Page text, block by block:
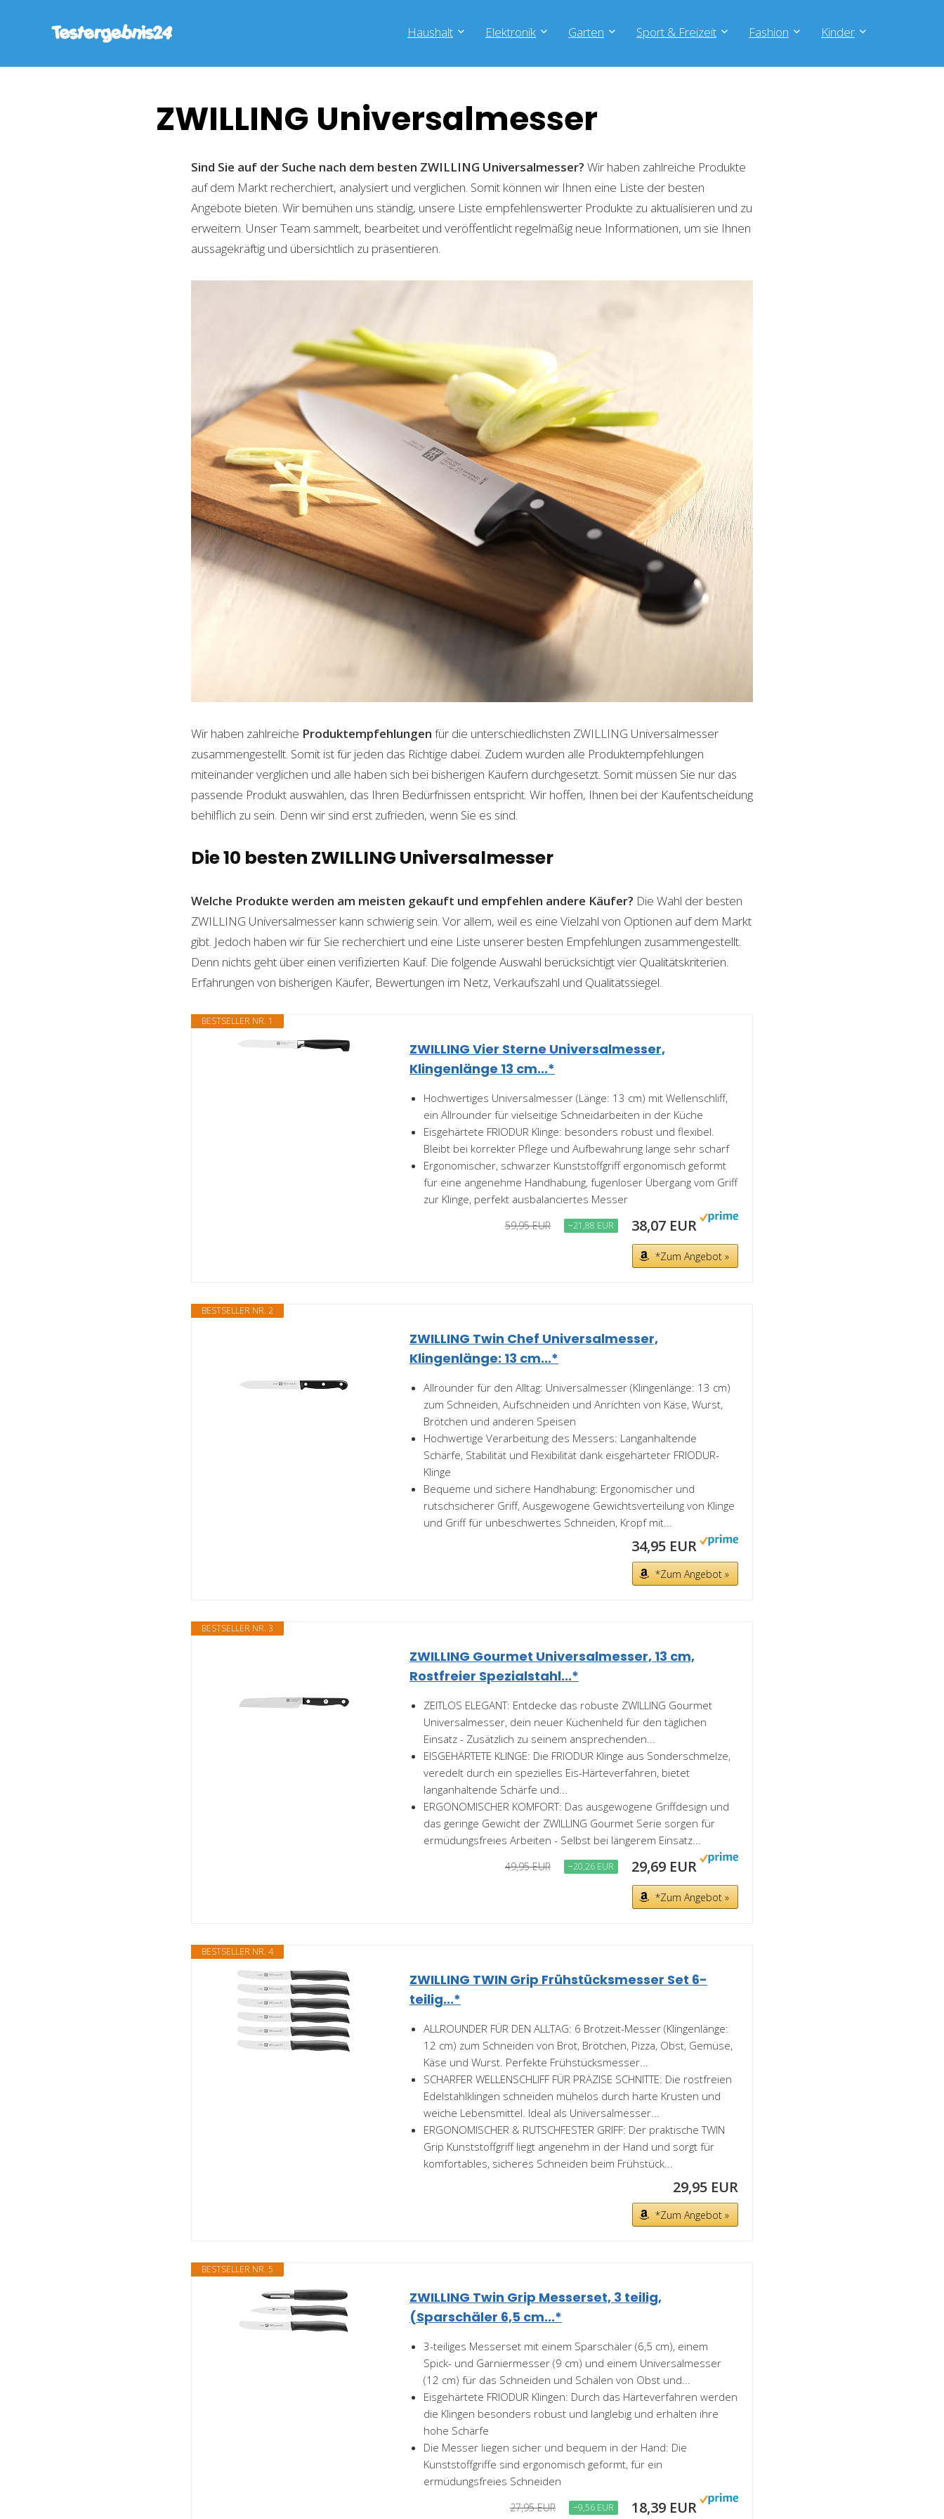
Haushalt Elektronik Garten Sport & Freizeit Fashion Kinder
ZWILLING Universalmesser
Sind Sie auf der Suche nach dem besten ZWILLING Universalmesser? Wir haben zahlreiche Produkte
auf dem Markt recherchiert, analysiert und verglichen. Somit können wir Ihnen eine Liste der besten
Angebote bieten. Wir bemühen uns ständig, unsere Liste empfehlenswerter Produkte zu aktualisieren und zu
erweitern. Unser Team sammelt, bearbeitet und veröffentlicht regelmäßig neue Informationen, um sie Ihnen
aussagekräftig und übersichtlich zu präsentieren.
Wir haben zahlreiche Produktempfehlungen für die unterschiedlichsten ZWILLING Universalmesser
zusammengestellt. Somit ist für jeden das Richtige dabei. Zudem wurden alle Produktempfehlungen
miteinander verglichen und alle haben sich bei bisherigen Käufern durchgesetzt. Somit müssen Sie nur das
passende Produkt auswählen, das Ihren Bedürfnissen entspricht. Wir hoffen, Ihnen bei der Kaufentscheidung
behilflich zu sein. Denn wir sind erst zufrieden, wenn Sie es sind.
Die 10 besten ZWILLING Universalmesser
Welche Produkte werden am meisten gekauft und empfehlen andere Käufer? Die Wahl der besten
ZWILLING Universalmesser kann schwierig sein. Vor allem, weil es eine Vielzahl von Optionen auf dem Markt
gibt. Jedoch haben wir für Sie recherchiert und eine Liste unserer besten Empfehlungen zusammengestellt.
Denn nichts geht über einen verifizierten Kauf. Die folgende Auswahl berücksichtigt vier Qualitätskriterien.
Erfahrungen von bisherigen Käufer, Bewertungen im Netz, Verkaufszahl und Qualitätssiegel.
BESTSELLER NR. 1
ZWILLING Vier Sterne Universalmesser,
Klingenlänge 13 cm...*
Hochwertiges Universalmesser (Länge: 13 cm) mit Wellenschliff,
ein Allrounder für vielseitige Schneidarbeiten in der Küche
Eisgehärtete FRIODUR Klinge: besonders robust und flexibel.
Bleibt bei korrekter Pflege und Aufbewahrung lange sehr scharf
Ergonomischer, schwarzer Kunststoffgriff ergonomisch geformt
für eine angenehme Handhabung, fugenloser Übergang vom Griff
zur Klinge, perfekt ausbalanciertes Messer
59,95 EUR −21,88 EUR 38,07 EUR
*Zum Angebot »
BESTSELLER NR. 2
ZWILLING Twin Chef Universalmesser,
Klingenlänge: 13 cm...*
Allrounder für den Alltag: Universalmesser (Klingenlänge: 13 cm)
zum Schneiden, Aufschneiden und Anrichten von Käse, Wurst,
Brötchen und anderen Speisen
Hochwertige Verarbeitung des Messers: Langanhaltende
Schärfe, Stabilität und Flexibilität dank eisgehärteter FRIODUR-
Klinge
Bequeme und sichere Handhabung: Ergonomischer und
rutschsicherer Griff, Ausgewogene Gewichtsverteilung von Klinge
und Griff für unbeschwertes Schneiden, Kropf mit...
34,95 EUR
*Zum Angebot »
BESTSELLER NR. 3
ZWILLING Gourmet Universalmesser, 13 cm,
Rostfreier Spezialstahl...*
ZEITLOS ELEGANT: Entdecke das robuste ZWILLING Gourmet
Universalmesser, dein neuer Küchenheld für den täglichen
Einsatz - Zusätzlich zu seinem ansprechenden...
EISGEHÄRTETE KLINGE: Die FRIODUR Klinge aus Sonderschmelze,
veredelt durch ein spezielles Eis-Härteverfahren, bietet
langanhaltende Schärfe und...
ERGONOMISCHER KOMFORT: Das ausgewogene Griffdesign und
das geringe Gewicht der ZWILLING Gourmet Serie sorgen für
ermüdungsfreies Arbeiten - Selbst bei längerem Einsatz...
49,95 EUR −20,26 EUR 29,69 EUR
*Zum Angebot »
BESTSELLER NR. 4
ZWILLING TWIN Grip Frühstücksmesser Set 6-
teilig...*
ALLROUNDER FÜR DEN ALLTAG: 6 Brotzeit-Messer (Klingenlänge:
12 cm) zum Schneiden von Brot, Brötchen, Pizza, Obst, Gemüse,
Käse und Wurst. Perfekte Frühstücksmesser...
SCHARFER WELLENSCHLIFF FÜR PRÄZISE SCHNITTE: Die rostfreien
Edelstahlklingen schneiden mühelos durch harte Krusten und
weiche Lebensmittel. Ideal als Universalmesser...
ERGONOMISCHER & RUTSCHFESTER GRIFF: Der praktische TWIN
Grip Kunststoffgriff liegt angenehm in der Hand und sorgt für
komfortables, sicheres Schneiden beim Frühstück...
29,95 EUR
*Zum Angebot »
BESTSELLER NR. 5
ZWILLING Twin Grip Messerset, 3 teilig,
(Sparschäler 6,5 cm...*
3-teiliges Messerset mit einem Sparschäler (6,5 cm), einem
Spick- und Garniermesser (9 cm) und einem Universalmesser
(12 cm) für das Schneiden und Schälen von Obst und...
Eisgehärtete FRIODUR Klingen: Durch das Härteverfahren werden
die Klingen besonders robust und langlebig und erhalten ihre
hohe Schärfe
Die Messer liegen sicher und bequem in der Hand: Die
Kunststoffgriffe sind ergonomisch geformt, für ein
ermüdungsfreies Schneiden
27,95 EUR −9,56 EUR 18,39 EUR